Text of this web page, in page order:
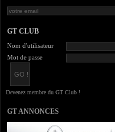
GT CLUB
Nom d'utilisateur
Mot de passe
GT ANNONCES